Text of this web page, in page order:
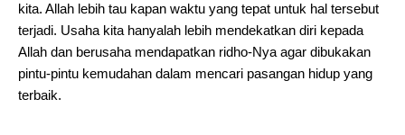
kita. Allah lebih tau kapan waktu yang tepat untuk hal tersebut
terjadi. Usaha kita hanyalah lebih mendekatkan diri kepada
Allah dan berusaha mendapatkan ridho-Nya agar dibukakan
pintu-pintu kemudahan dalam mencari pasangan hidup yang
terbaik.